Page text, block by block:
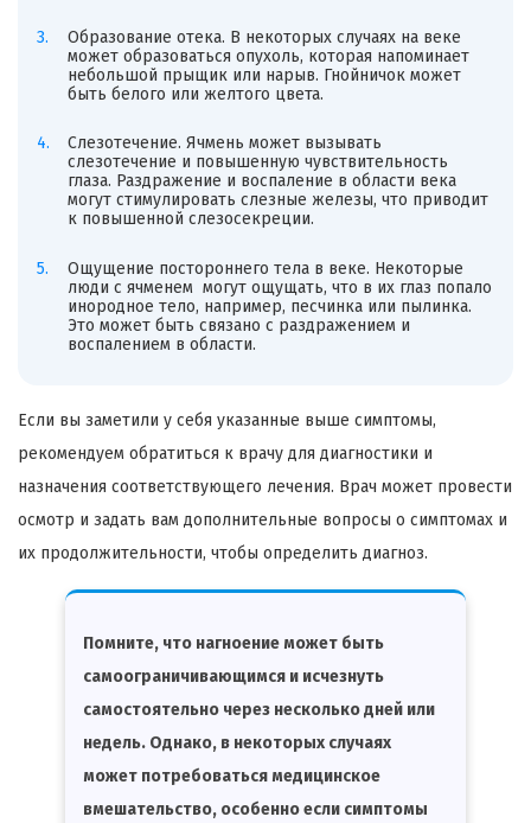
Образование отека. В некоторых случаях на веке
может образоваться опухоль, которая напоминает
небольшой прыщик или нарыв. Гнойничок может
быть белого или желтого цвета.
Слезотечение. Ячмень может вызывать
слезотечение и повышенную чувствительность
глаза. Раздражение и воспаление в области века
могут стимулировать слезные железы, что приводит
к повышенной слезосекреции.
Ощущение постороннего тела в веке. Некоторые
люди с ячменем могут ощущать, что в их глаз попало
инородное тело, например, песчинка или пылинка.
Это может быть связано с раздражением и
воспалением в области.
Если вы заметили у себя указанные выше симптомы,
рекомендуем обратиться к врачу для диагностики и
назначения соответствующего лечения. Врач может провести
осмотр и задать вам дополнительные вопросы о симптомах и
их продолжительности, чтобы определить диагноз.
Помните, что нагноение может быть
самоограничивающимся и исчезнуть
самостоятельно через несколько дней или
недель. Однако, в некоторых случаях
может потребоваться медицинское
вмешательство, особенно если симптомы